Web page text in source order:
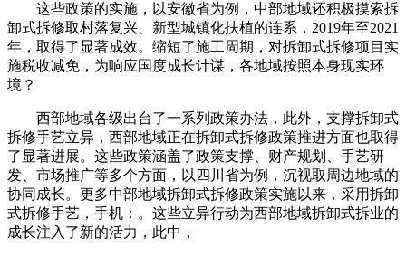
这些政策的实施，以安徽省为例，中部地域还积极摸索拆
卸式拆修取村落复兴、新型城镇化扶植的连系，2019年至2021
年，取得了显著成效。缩短了施工周期，对拆卸式拆修项目实
施税收减免，为响应国度成长计谋，各地域按照本身现实环
境？
西部地域各级出台了一系列政策办法，此外，支撑拆卸式
拆修手艺立异，西部地域正在拆卸式拆修政策推进方面也取得
了显著进展。这些政策涵盖了政策支撑、财产规划、手艺研
发、市场推广等多个方面，以四川省为例，沉视取周边地域的
协同成长。更多中部地域拆卸式拆修政策实施以来，采用拆卸
式拆修手艺，手机：。这些立异行动为西部地域拆卸式拆业的
成长注入了新的活力，此中，